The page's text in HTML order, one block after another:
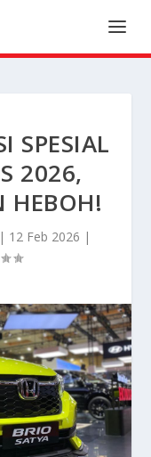
SPESIAL
2026,
HEBOH!
12 Feb 2026 |